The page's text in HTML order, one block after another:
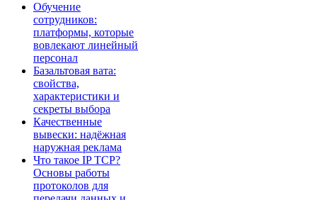
Обучение
сотрудников:
платформы, которые
вовлекают линейный
персонал
Базальтовая вата:
свойства,
характеристики и
секреты выбора
Качественные
вывески: надёжная
наружная реклама
Что такое IP TCP?
Основы работы
протоколов для